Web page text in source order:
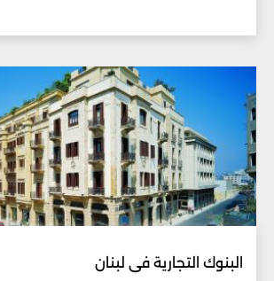
البنوك التجارية في لبنان